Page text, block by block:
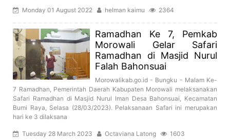
Monday 01 August 2022 helman kaimu 2364
Ramadhan Ke 7, Pemkab
Morowali Gelar Safari
Ramadhan di Masjid Nurul
Falah Bahonsuai
Morowalikab.go.id - Bungku - Malam Ke-
7 Ramadhan, Pemerintah Daerah Kabupaten Morowali melaksanakan
Safari Ramadhan di Masjid Nurul Iman Desa Bahonsuai, Kecamatan
Bumi Raya, Selasa (28/03/2023). Pelaksanaan Safari ini merupakan
hari ke 3 dilaksana
Tuesday 28 March 2023 Octaviana Latong 1603